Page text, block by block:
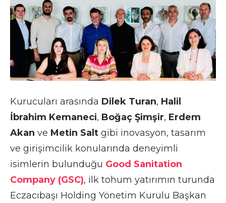
Kurucuları arasında Dilek Turan, Halil
İbrahim Kemaneci, Boğaç Şimşir, Erdem
Akan ve Metin Salt gibi inovasyon, tasarım
ve girişimcilik konularında deneyimli
isimlerin bulunduğu Good Sanitation
Company (GSC), ilk tohum yatırımın turunda
Eczacıbaşı Holding Yönetim Kurulu Başkan